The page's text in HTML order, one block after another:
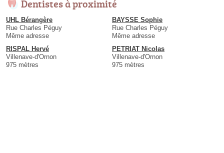
Dentistes à proximité
UHL Bérangère
Rue Charles Péguy
Même adresse
BAYSSE Sophie
Rue Charles Péguy
Même adresse
RISPAL Hervé
Villenave-d'Ornon
975 mètres
PETRIAT Nicolas
Villenave-d'Ornon
975 mètres